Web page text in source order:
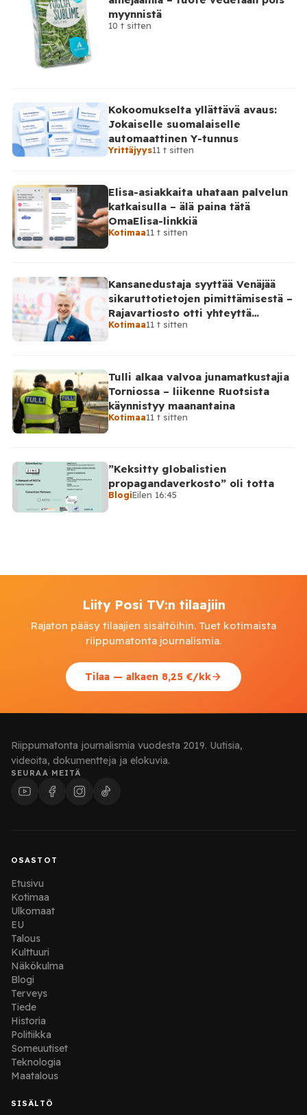
myynnistä
10 t sitten
Kokoomukselta yllättävä avaus:
Jokaiselle suomalaiselle
automaattinen Y-tunnus
Yrittäjyys11 t sitten
Elisa-asiakkaita uhataan palvelun
katkaisulla – älä paina tätä
OmaElisa-linkkiä
Kotimaa11 t sitten
Kansanedustaja syyttää Venäjää
sikaruttotietojen pimittämisestä –
Rajavartiosto otti yhteyttä
Venäjälle
Kotimaa11 t sitten
Tulli alkaa valvoa junamatkustajia
Torniossa – liikenne Ruotsista
käynnistyy maanantaina
Kotimaa11 t sitten
”Keksitty globalistien
propagandaverkosto” oli totta
BlogiEilen 16:45
Liity Posi TV:n tilaajiin
Rajaton pääsy tilaajien sisältöihin. Tuet kotimaista
riippumatonta journalismia.
Tilaa — alkaen 8,25 €/kk
Riippumatonta journalismia vuodesta 2019. Uutisia,
videoita, dokumentteja ja elokuvia.
SEURAA MEITÄ
OSASTOT
Etusivu
Kotimaa
Ulkomaat
EU
Talous
Kulttuuri
Näkökulma
Blogi
Terveys
Tiede
Historia
Politiikka
Someuutiset
Teknologia
Maatalous
SISÄLTÖ